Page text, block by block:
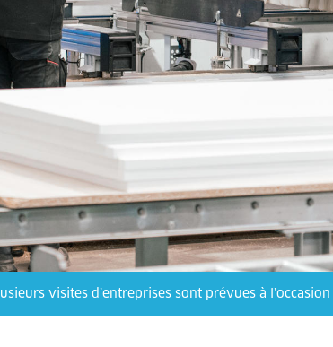
visites d’entreprises sont prévues à